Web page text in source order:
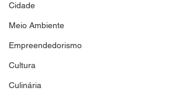
Cidade
Meio Ambiente
Empreendedorismo
Cultura
Culinária